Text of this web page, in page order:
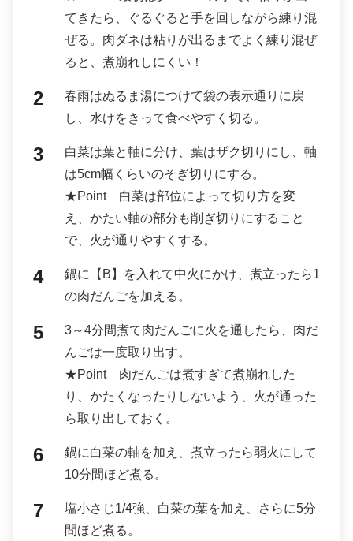
てきたら、ぐるぐると手を回しながら練り混
ぜる。肉ダネは粘りが出るまでよく練り混ぜ
ると、煮崩れしにくい！
春雨はぬるま湯につけて袋の表示通りに戻
し、水けをきって食べやすく切る。
白菜は葉と軸に分け、葉はザク切りにし、軸
は5cm幅くらいのそぎ切りにする。
★Point 白菜は部位によって切り方を変
え、かたい軸の部分も削ぎ切りにすること
で、火が通りやすくする。
鍋に【B】を入れて中火にかけ、煮立ったら1
の肉だんごを加える。
3～4分間煮て肉だんごに火を通したら、肉だ
んごは一度取り出す。
★Point 肉だんごは煮すぎて煮崩れした
り、かたくなったりしないよう、火が通った
ら取り出しておく。
鍋に白菜の軸を加え、煮立ったら弱火にして
10分間ほど煮る。
塩小さじ1/4強、白菜の葉を加え、さらに5分
間ほど煮る。